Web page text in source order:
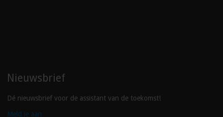
Nieuwsbrief
Dé nieuwsbrief voor de assistant van de toekomst!
Meld je aan